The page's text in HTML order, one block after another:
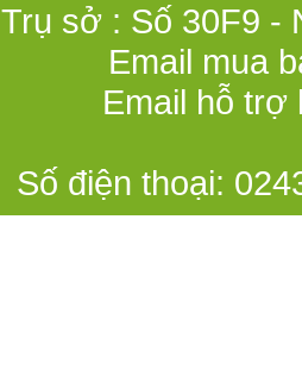
Trụ sở : Số 30F9 -
Email mua
Email hỗ trợ
Số điện thoại: